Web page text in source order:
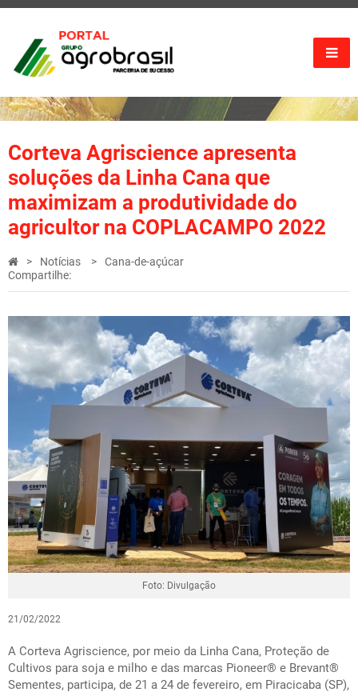
Corteva Agriscience apresenta
soluções da Linha Cana que
maximizam a produtividade do
agricultor na COPLACAMPO 2022
Notícias
Cana-de-açúcar
Compartilhe:
Foto: Divulgação
21/02/2022
A Corteva Agriscience, por meio da Linha Cana, Proteção de
Cultivos para soja e milho e das marcas Pioneer® e Brevant®️
Sementes, participa, de 21 a 24 de fevereiro, em Piracicaba (SP),